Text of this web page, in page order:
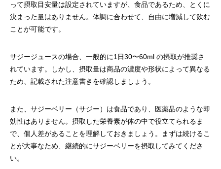
って摂取目安量は設定されていますが、食品であるため、とくに
決まった量はありません。体調に合わせて、自由に増減して飲む
ことが可能です。
サジージュースの場合、一般的に1日30〜60ml の摂取が推奨さ
れています。しかし、摂取量は商品の濃度や形状によって異なる
ため、記載された注意書きを確認しましょう。
また、サジーベリー（サジー）は食品であり、医薬品のような即
効性はありません。摂取した栄養素が体の中で役立てられるま
で、個人差があることを理解しておきましょう。まずは続けるこ
とが大事なため、継続的にサジーベリーを摂取してみてくださ
い。